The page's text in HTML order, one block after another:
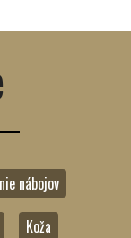
nábojov
Koža